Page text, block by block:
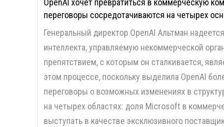
OpenAI хочет превратиться в коммерческую
переговоры сосредотачиваются на четырех
Генеральный директор OpenAI Альтман
интеллекта, управляемую некоммерческой
препятствием, с которым он сталкивается,
этом процессе, поскольку выделила OpenAI
переговоры о возможных изменениях в
на четырех областях: доля Microsoft в
выступать в качестве эксклюзивного